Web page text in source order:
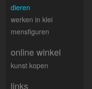
dieren
werken in klei
mensfiguren
online winkel
kunst kopen
links